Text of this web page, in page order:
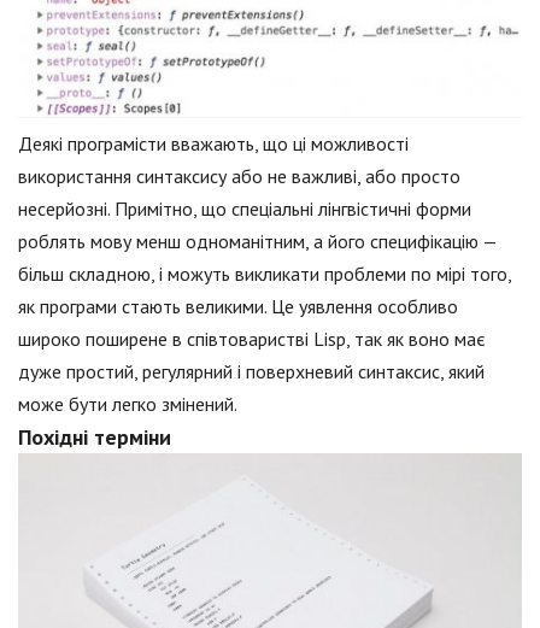
Деякі програмісти вважають, що ці можливості
використання синтаксису або не важливі, або просто
несерйозні. Примітно, що спеціальні лінгвістичні форми
роблять мову менш одноманітним, а його специфікацію —
більш складною, і можуть викликати проблеми по мірі того,
як програми стають великими. Це уявлення особливо
широко поширене в співтоваристві Lisp, так як воно має
дуже простий, регулярний і поверхневий синтаксис, який
може бути легко змінений.
Похідні терміни